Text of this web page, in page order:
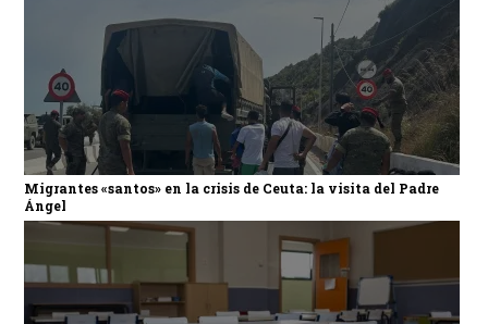
Migrantes «santos» en la crisis de Ceuta: la visita del Padre
Ángel